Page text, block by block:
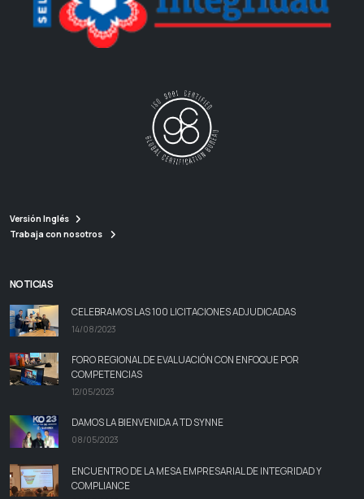
Versión Inglés
Trabaja con nosotros
NOTICIAS
CELEBRAMOS LAS 100 LICITACIONES ADJUDICADAS
14/08/2023
FORO REGIONAL DE EVALUACIÓN CON ENFOQUE POR
COMPETENCIAS
12/05/2023
DAMOS LA BIENVENIDA A TD SYNNE
08/05/2023
ENCUENTRO DE LA MESA EMPRESARIAL DE INTEGRIDAD Y
COMPLIANCE